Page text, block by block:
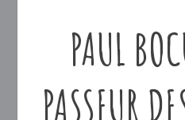
PAUL
PASSEUR